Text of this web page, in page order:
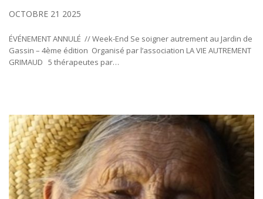
OCTOBRE 21 2025
ÉVÉNEMENT ANNULÉ // Week-End Se soigner autrement au Jardin de
Gassin – 4ème édition Organisé par l’association LA VIE AUTREMENT
GRIMAUD 5 thérapeutes par…